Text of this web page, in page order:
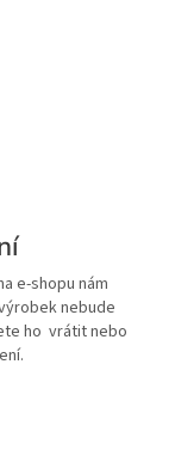
e-shopu nám
nebude
ho vrátit nebo